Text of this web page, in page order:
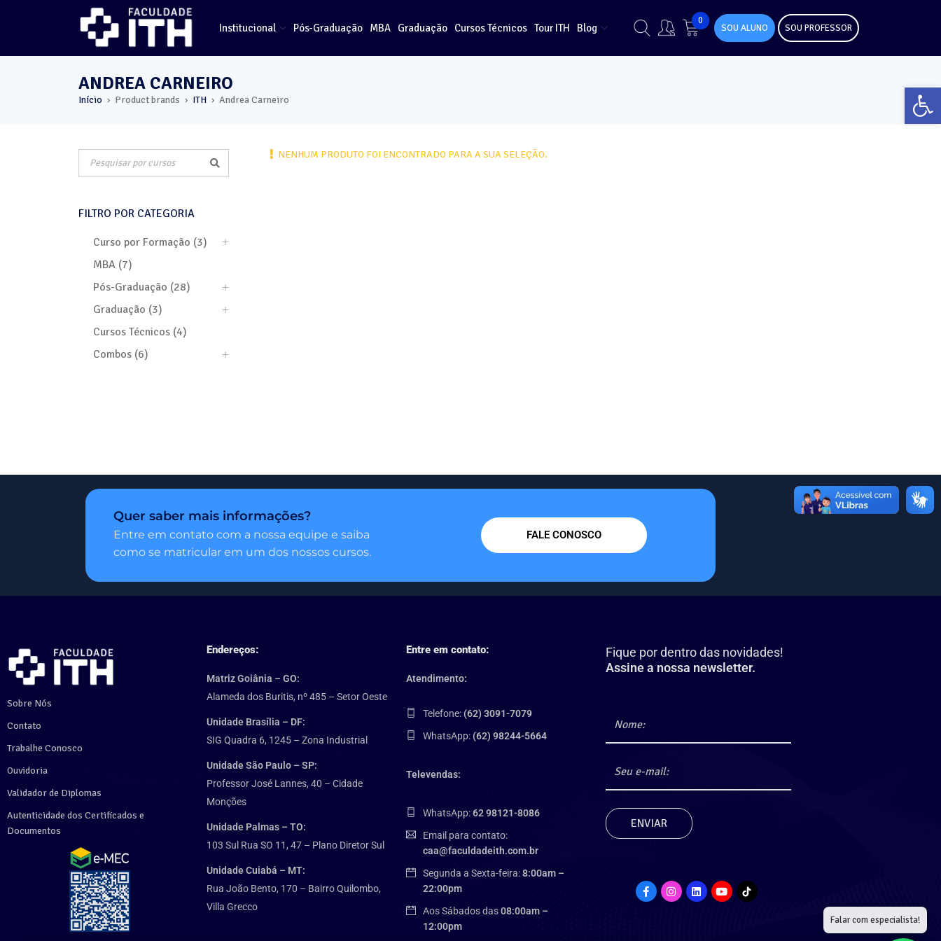
Institucional Pós-Graduação MBA Graduação Cursos Técnicos Tour ITH Blog
0
SOU ALUNO SOU PROFESSOR
ANDREA CARNEIRO
Início › Product brands › ITH › Andrea Carneiro
FILTRO POR CATEGORIA
Curso por Formação (3)
MBA (7)
Pós-Graduação (28)
Graduação (3)
Cursos Técnicos (4)
Combos (6)
NENHUM PRODUTO FOI ENCONTRADO PARA A SUA SELEÇÃO.
Quer saber mais informações?
Entre em contato com a nossa equipe e saiba
como se matricular em um dos nossos cursos.
FALE CONOSCO
Sobre Nós
Contato
Trabalhe Conosco
Ouvidoria
Validador de Diplomas
Autenticidade dos Certificados e
Documentos
Endereços:
Matriz Goiânia – GO:
Alameda dos Buritis, nº 485 – Setor Oeste
Unidade Brasília – DF:
SIG Quadra 6, 1245 – Zona Industrial
Unidade São Paulo – SP:
Professor José Lannes, 40 – Cidade
Monções
Unidade Palmas – TO:
103 Sul Rua SO 11, 47 – Plano Diretor Sul
Unidade Cuiabá – MT:
Rua João Bento, 170 – Bairro Quilombo,
Villa Grecco
Entre em contato:
Atendimento:
Telefone: (62) 3091-7079
WhatsApp: (62) 98244-5664
Televendas:
WhatsApp:62 98121-8086
Email para contato:
caa@faculdadeith.com.br
Segunda a Sexta-feira:8:00am –
22:00pm
Aos Sábados das08:00am –
12:00pm
Fique por dentro das novidades!
Assine a nossa newsletter.
Falar com especialista!